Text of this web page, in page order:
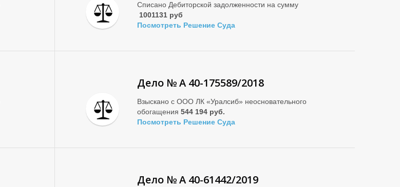
Списано Дебиторской задолженности на сумму
1001131 руб
Посмотреть Решение Суда
Дело № А 40-175589/2018
Взыскано с ООО ЛК «Уралсиб» неосновательного
обогащения 544 194 руб.
Посмотреть Решение Суда
Дело № А 40-61442/2019